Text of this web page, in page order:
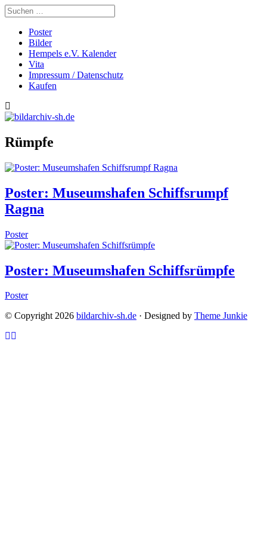
Poster
Bilder
Hempels e.V. Kalender
Vita
Impressum / Datenschutz
Kaufen
Rümpfe
Poster: Museumshafen Schiffsrumpf
Ragna
Poster
Poster: Museumshafen Schiffsrümpfe
Poster
© Copyright 2026 bildarchiv-sh.de · Designed by Theme Junkie